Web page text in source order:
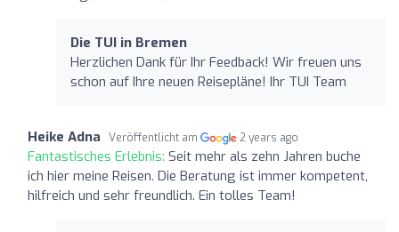
Die TUI in Bremen
Herzlichen Dank für Ihr Feedback! Wir freuen uns
schon auf Ihre neuen Reisepläne! Ihr TUI Team
Heike Adna Veröffentlicht am 2 years ago
Fantastisches Erlebnis: Seit mehr als zehn Jahren buche
ich hier meine Reisen. Die Beratung ist immer kompetent,
hilfreich und sehr freundlich. Ein tolles Team!